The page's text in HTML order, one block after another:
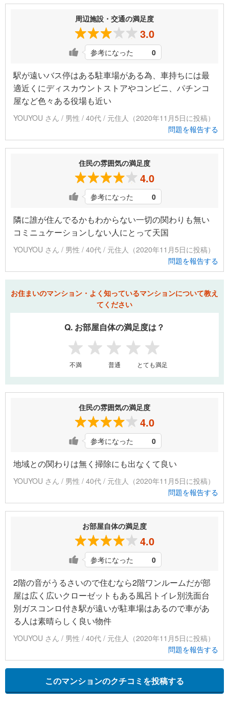
周辺施設・交通の満足度
3.0
参考になった 0
駅が遠いバス停はある駐車場がある為、車持ちには最
適近くにディスカウントストアやコンビニ、パチンコ
屋など色々ある役場も近い
YOUYOU さん / 男性 / 40代 / 元住人（2020年11月5日に投稿）
問題を報告する
住民の雰囲気の満足度
4.0
参考になった 0
隣に誰が住んでるかもわからない一切の関わりも無い
コミニュケーションしない人にとって天国
YOUYOU さん / 男性 / 40代 / 元住人（2020年11月5日に投稿）
問題を報告する
お住まいのマンション・よく知っているマンションについて教え
てください
Q. お部屋自体の満足度は？
1 2 3 4 5
不満 普通 とても満足
住民の雰囲気の満足度
4.0
参考になった 0
地域との関わりは無く掃除にも出なくて良い
YOUYOU さん / 男性 / 40代 / 元住人（2020年11月5日に投稿）
問題を報告する
お部屋自体の満足度
4.0
参考になった 0
2階の音がうるさいので住むなら2階ワンルームだが部
屋は広く広いクローゼットもある風呂トイレ別洗面台
別ガスコンロ付き駅が遠いが駐車場はあるので車があ
る人は素晴らしく良い物件
YOUYOU さん / 男性 / 40代 / 元住人（2020年11月5日に投稿）
問題を報告する
このマンションのクチコミを投稿する